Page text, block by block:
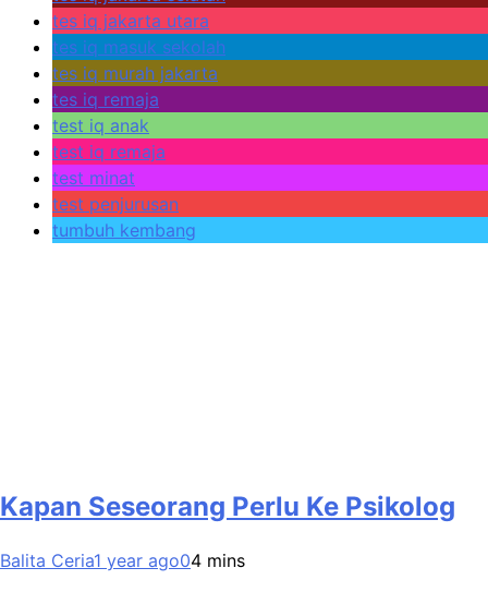
tes iq jakarta utara
tes iq masuk sekolah
tes iq murah jakarta
tes iq remaja
test iq anak
test iq remaja
test minat
test penjurusan
tumbuh kembang
Kapan Seseorang Perlu Ke Psikolog
Balita Ceria1 year ago04 mins